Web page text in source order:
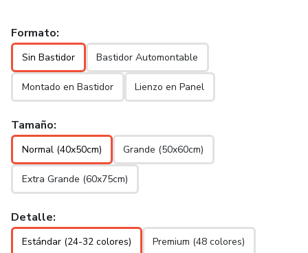
Formato:
Sin Bastidor Bastidor Automontable
Montado en Bastidor Lienzo en Panel
Tamaño:
Normal (40x50cm) Grande (50x60cm)
Extra Grande (60x75cm)
Detalle:
Estándar (24-32 colores) Premium (48 colores)